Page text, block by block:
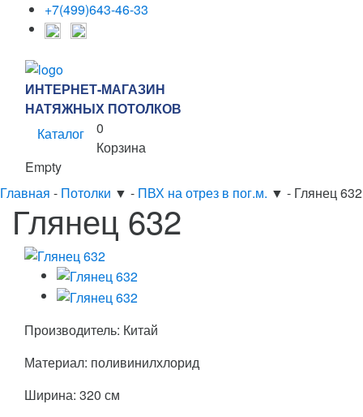
+7(499)643-46-33
ИНТЕРНЕТ-МАГАЗИН
НАТЯЖНЫХ ПОТОЛКОВ
Каталог
0
Корзина
Empty
Главная - Потолки ▼ - ПВХ на отрез в пог.м. ▼ - Глянец 632
Глянец 632
Производитель: Китай
Материал: поливинилхлорид
Ширина: 320 см